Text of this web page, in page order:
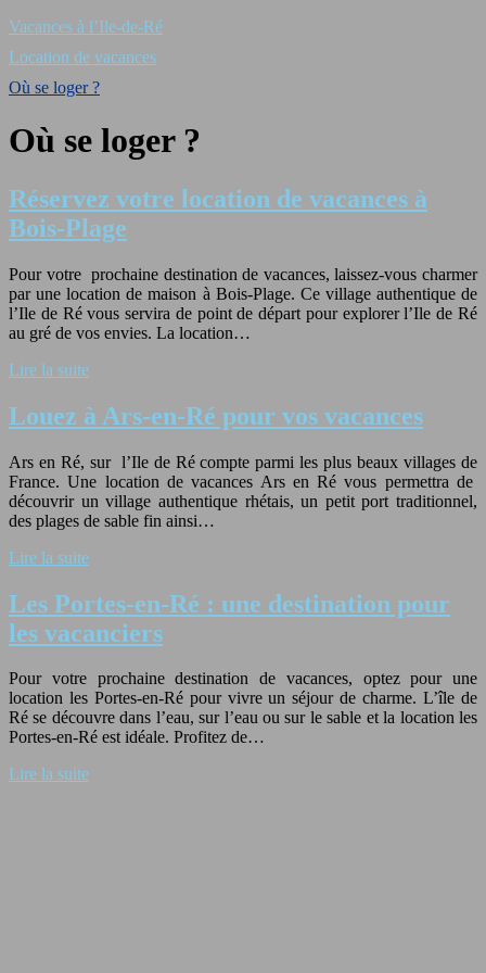
Vacances à l’Ile-de-Ré
Location de vacances
Où se loger ?
Où se loger ?
Réservez votre location de vacances à
Bois-Plage
Pour votre prochaine destination de vacances, laissez-vous charmer
par une location de maison à Bois-Plage. Ce village authentique de
l’Ile de Ré vous servira de point de départ pour explorer l’Ile de Ré
au gré de vos envies. La location…
Lire la suite
Louez à Ars-en-Ré pour vos vacances
Ars en Ré, sur l’Ile de Ré compte parmi les plus beaux villages de
France. Une location de vacances Ars en Ré vous permettra de
découvrir un village authentique rhétais, un petit port traditionnel,
des plages de sable fin ainsi…
Lire la suite
Les Portes-en-Ré : une destination pour
les vacanciers
Pour votre prochaine destination de vacances, optez pour une
location les Portes-en-Ré pour vivre un séjour de charme. L’île de
Ré se découvre dans l’eau, sur l’eau ou sur le sable et la location les
Portes-en-Ré est idéale. Profitez de…
Lire la suite